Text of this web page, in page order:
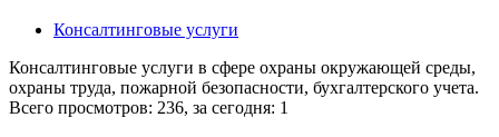
Консалтинговые услуги
Консалтинговые услуги в сфере охраны окружающей среды,
охраны труда, пожарной безопасности, бухгалтерского учета.
Всего просмотров: 236, за сегодня: 1